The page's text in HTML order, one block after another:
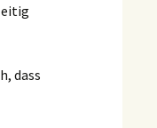
dass